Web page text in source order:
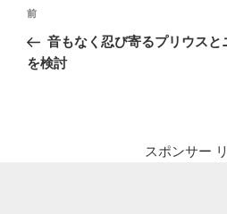
ナ
前
の
投
前
音もなく忍び寄るプリウスと
を検討
スポンサー